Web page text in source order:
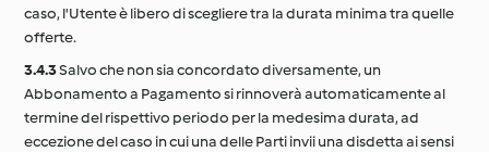
caso, l'Utente è libero di scegliere tra la durata minima tra quelle
offerte.
3.4.3Salvo che non sia concordato diversamente, un
Abbonamento a Pagamento si rinnoverà automaticamente al
termine del rispettivo periodo per la medesima durata, ad
eccezione del caso in cui una delle Parti invii una disdetta ai sensi